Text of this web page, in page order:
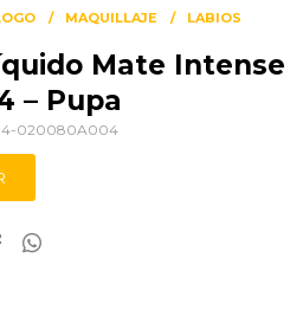
MAQUILLAJE LABIOS
Mate Intense
– Pupa
020080A004
